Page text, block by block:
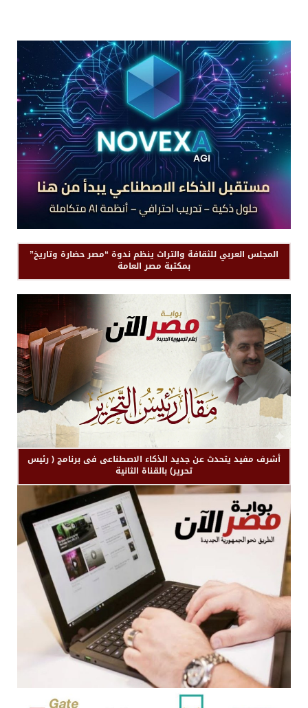
المجلس العربي للثقافة والتراث ينظم ندوة “مصر حضارة وتاريخ”
بمكتبة مصر العامة
أشرف مفيد يتحدث عن جديد الذكاء الاصطناعى فى برنامج ( رئيس
تحرير) بالقناة الثانية